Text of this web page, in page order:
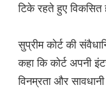
टिके रहते हुए विकसित
सुप्रीम कोर्ट की
कहा कि कोर्ट अपनी
विनम्रता और